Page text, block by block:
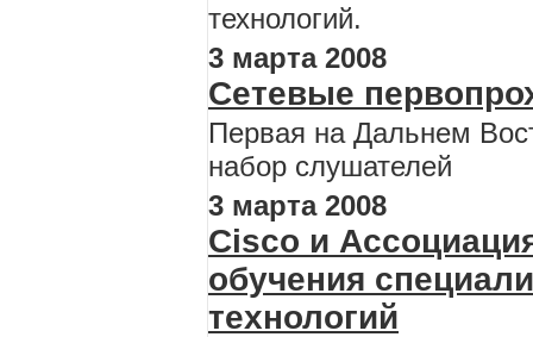
технологий.
3 марта 2008
Сетевые
Первая на Дальнем
набор слушателей
3 марта 2008
Cisco и
обучения
технологий